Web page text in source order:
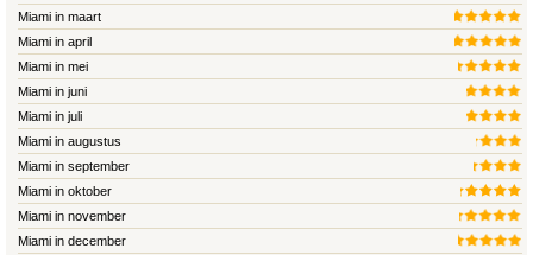
Miami in maart
Miami in april
Miami in mei
Miami in juni
Miami in juli
Miami in augustus
Miami in september
Miami in oktober
Miami in november
Miami in december